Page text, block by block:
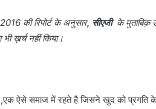
की रिपोर्ट के अनुसार, सीएजीके मुताबिक़
ख़र्च नहीं किया।
ऐसे समाज में रहते है जिसने खुद को प्रगति के